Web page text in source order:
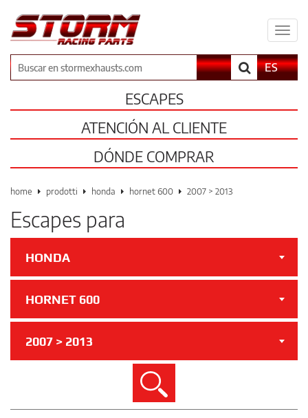
il
Buscar
ES
ESCAPES
ATENCIÓN AL CLIENTE
DÓNDE COMPRAR
home prodotti honda hornet 600 2007 > 2013
Escapes para
HONDA
HORNET 600
2007 > 2013
Buscar